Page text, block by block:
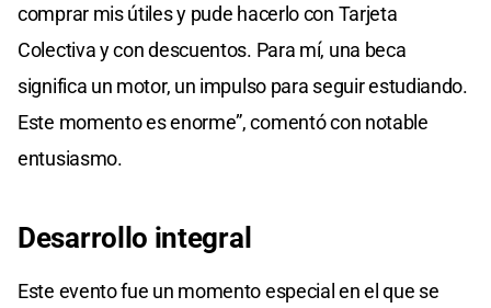
comprar mis útiles y pude hacerlo con Tarjeta
Colectiva y con descuentos. Para mí, una beca
significa un motor, un impulso para seguir estudiando.
Este momento es enorme”, comentó con notable
entusiasmo.
Desarrollo integral
Este evento fue un momento especial en el que se